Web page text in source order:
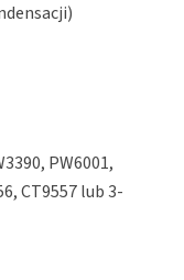
PW6001,
CT9557 lub 3-